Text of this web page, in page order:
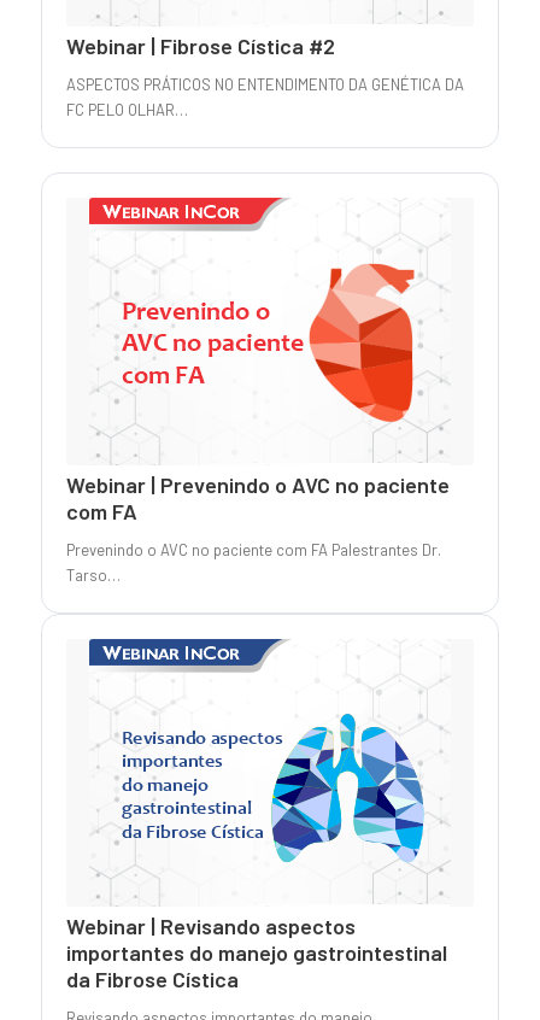
Webinar | Fibrose Cística #2
ASPECTOS PRÁTICOS NO ENTENDIMENTO DA GENÉTICA DA
FC PELO OLHAR…
Webinar | Prevenindo o AVC no paciente
com FA
Prevenindo o AVC no paciente com FA Palestrantes Dr.
Tarso…
Webinar | Revisando aspectos
importantes do manejo gastrointestinal
da Fibrose Cística